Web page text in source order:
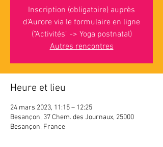
Inscription (obligatoire) auprès
d'Aurore via le formulaire en ligne
("Activités" -> Yoga postnatal)
Autres rencontres
Heure et lieu
24 mars 2023, 11:15 – 12:25
Besançon, 37 Chem. des Journaux, 25000
Besançon, France